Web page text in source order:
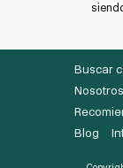
Buscar
Nosotros
Blog